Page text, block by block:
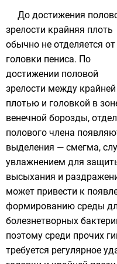
До достижения
зрелости крайняя плоть
обычно не отделяется от
головки пениса. По
достижении половой
зрелости между крайней
плотью и головкой в
венечной борозды,
полового члена
выделения — смегма,
увлажнением для
высыхания и
может привести к
формированию среды
болезнетворных
поэтому среди прочих
требуется регулярное